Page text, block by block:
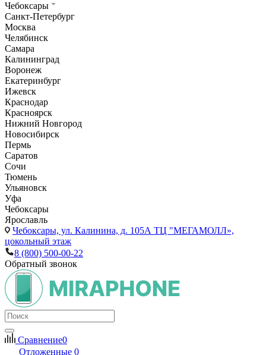
Чебоксары
Санкт-Петербург
Москва
Челябинск
Самара
Калининград
Воронеж
Екатеринбург
Ижевск
Краснодар
Красноярск
Нижний Новгород
Новосибирск
Пермь
Саратов
Сочи
Тюмень
Ульяновск
Уфа
Чебоксары
Ярославль
Чебоксары, ул. Калинина, д. 105А ТЦ "МЕГАМОЛЛ»,
цокольный этаж
8 (800) 500-00-22
Обратный звонок
Сравнение0
Отложенные 0